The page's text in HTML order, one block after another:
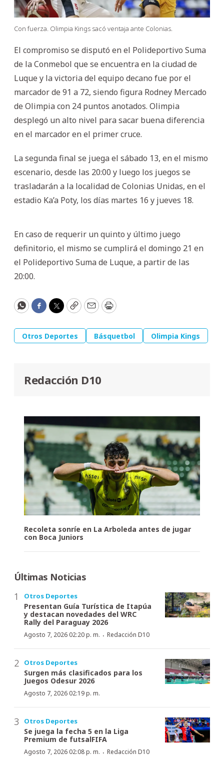
Con fuerza. Olimpia Kings sacó ventaja ante Colonias.
El compromiso se disputó en el Polideportivo Suma
de la Conmebol que se encuentra en la ciudad de
Luque y la victoria del equipo decano fue por el
marcador de 91 a 72, siendo figura Rodney Mercado
de Olimpia con 24 puntos anotados. Olimpia
desplegó un alto nivel para sacar buena diferencia
en el marcador en el primer cruce.
La segunda final se juega el sábado 13, en el mismo
escenario, desde las 20:00 y luego los juegos se
trasladarán a la localidad de Colonias Unidas, en el
estadio Ka’a Poty, los días martes 16 y jueves 18.
En caso de requerir un quinto y último juego
definitorio, el mismo se cumplirá el domingo 21 en
el Polideportivo Suma de Luque, a partir de las
20:00.
WhatsApp
Facebook
Twitter
CopyEmailPrint
Otros Deportes Básquetbol Olimpia Kings
Redacción D10
Recoleta sonríe en La Arboleda antes de jugar
con Boca Juniors
Últimas Noticias
Otros Deportes
Presentan Guía Turística de Itapúa
y destacan novedades del WRC
Rally del Paraguay 2026
Agosto 7, 2026 02:20 p. m. · Redacción D10
Otros Deportes
Surgen más clasificados para los
Juegos Odesur 2026
Agosto 7, 2026 02:19 p. m.
Otros Deportes
Se juega la fecha 5 en la Liga
Premium de futsalFIFA
Agosto 7, 2026 02:08 p. m. · Redacción D10